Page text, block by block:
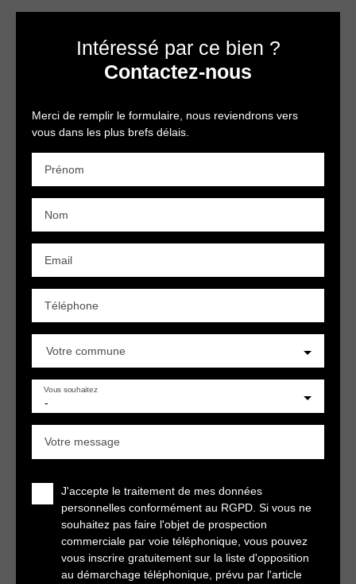
Intéressé par ce bien ?
Contactez-nous
Merci de remplir le formulaire, nous reviendrons vers
vous dans les plus brefs délais.
Prénom
Nom
Email
Téléphone
Votre commune
-
Vous souhaitez
Votre message
J'accepte le traitement de mes données
personnelles conformément au RGPD. Si vous ne
souhaitez pas faire l'objet de prospection
commerciale par voie téléphonique, vous pouvez
vous inscrire gratuitement sur la liste d'opposition
au démarchage téléphonique, prévu par l'article